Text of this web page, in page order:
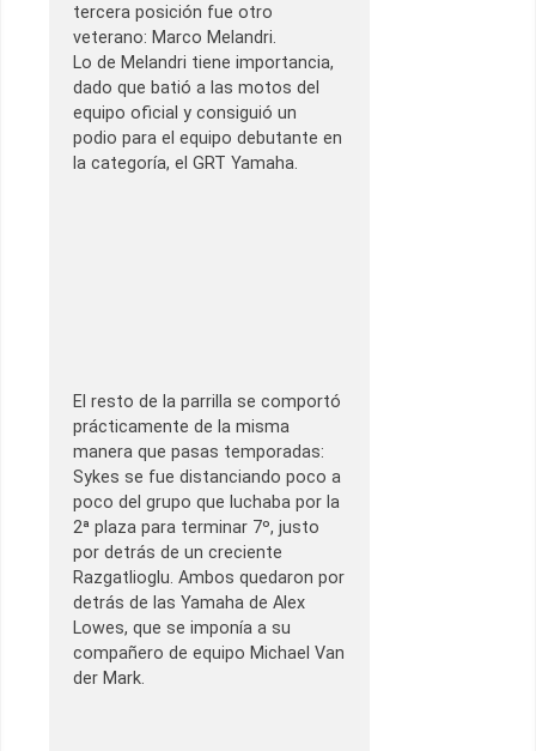
tercera posición fue otro
veterano: Marco Melandri.
Lo de Melandri tiene importancia,
dado que batió a las motos del
equipo oficial y consiguió un
podio para el equipo debutante en
la categoría, el GRT Yamaha.
El resto de la parrilla se comportó
prácticamente de la misma
manera que pasas temporadas:
Sykes se fue distanciando poco a
poco del grupo que luchaba por la
2ª plaza para terminar 7º, justo
por detrás de un creciente
Razgatlioglu. Ambos quedaron por
detrás de las Yamaha de Alex
Lowes, que se imponía a su
compañero de equipo Michael Van
der Mark.